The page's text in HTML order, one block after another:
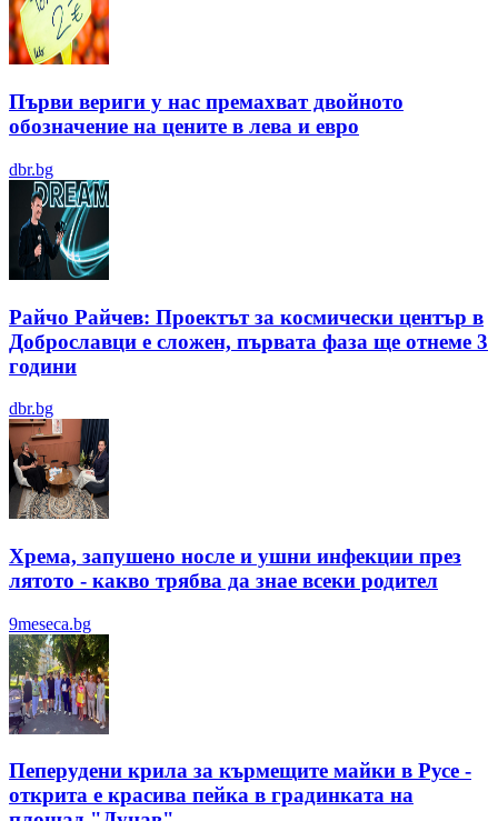
Първи вериги у нас премахват двойното
обозначение на цените в лева и евро
dbr.bg
Райчо Райчев: Проектът за космически център в
Доброславци е сложен, първата фаза ще отнеме 3
години
dbr.bg
Хрема, запушено носле и ушни инфекции през
лятотo - какво трябва да знае всеки родител
9meseca.bg
Пеперудени крила за кърмещите майки в Русе -
открита е красива пейка в градинката на